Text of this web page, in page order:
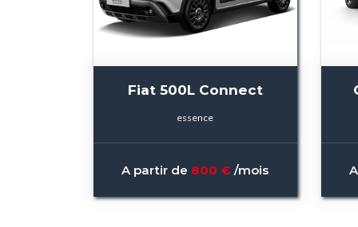
Fiat 500L Connect
essence
A partir de 800 € /mois